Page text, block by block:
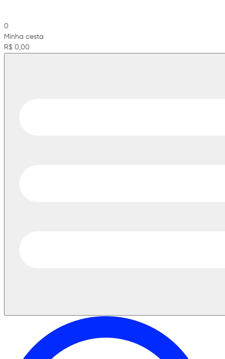
0
Minha cesta
R$ 0,00